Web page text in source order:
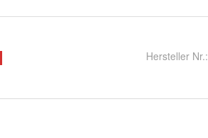
Hersteller Nr.: